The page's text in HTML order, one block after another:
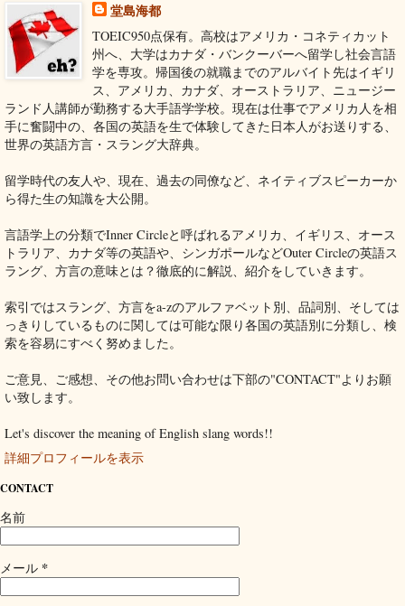
堂島海都
TOEIC950点保有。高校はアメリカ・コネティカット
州へ、大学はカナダ・バンクーバーへ留学し社会言語
学を専攻。帰国後の就職までのアルバイト先はイギリ
ス、アメリカ、カナダ、オーストラリア、ニュージー
ランド人講師が勤務する大手語学学校。現在は仕事でアメリカ人を相
手に奮闘中の、各国の英語を生で体験してきた日本人がお送りする、
世界の英語方言・スラング大辞典。
留学時代の友人や、現在、過去の同僚など、ネイティブスピーカーか
ら得た生の知識を大公開。
言語学上の分類でInner Circleと呼ばれるアメリカ、イギリス、オース
トラリア、カナダ等の英語や、シンガポールなどOuter Circleの英語ス
ラング、方言の意味とは？徹底的に解説、紹介をしていきます。
索引ではスラング、方言をa-zのアルファベット別、品詞別、そしては
っきりしているものに関しては可能な限り各国の英語別に分類し、検
索を容易にすべく努めました。
ご意見、ご感想、その他お問い合わせは下部の"CONTACT"よりお願
い致します。
Let's discover the meaning of English slang words!!
詳細プロフィールを表示
CONTACT
名前
メール *